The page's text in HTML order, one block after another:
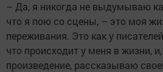
– Да, я никогда не выдумываю
что я пою со сцены, – это моя
переживания. Это как у
что происходит у меня в жизни,
произведение, рассказываю